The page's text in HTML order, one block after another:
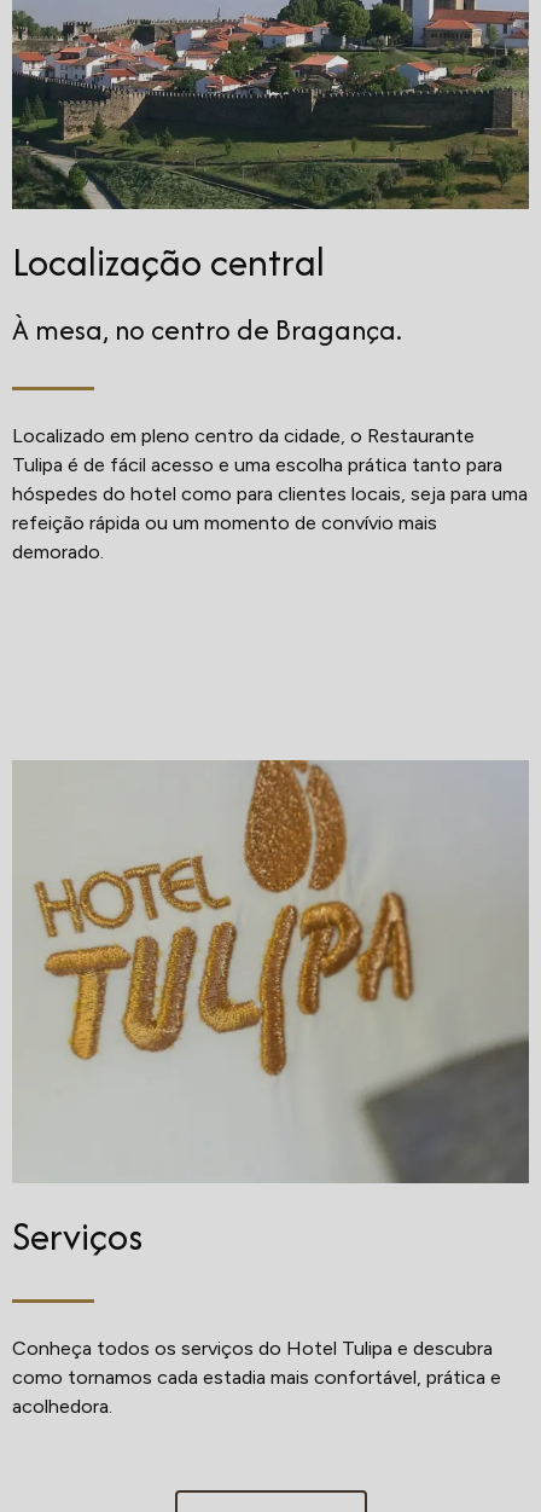
Localização central
À mesa, no centro de Bragança.
Localizado em pleno centro da cidade, o Restaurante
Tulipa é de fácil acesso e uma escolha prática tanto para
hóspedes do hotel como para clientes locais, seja para uma
refeição rápida ou um momento de convívio mais
demorado.
Serviços
Conheça todos os serviços do Hotel Tulipa e descubra
como tornamos cada estadia mais confortável, prática e
acolhedora.